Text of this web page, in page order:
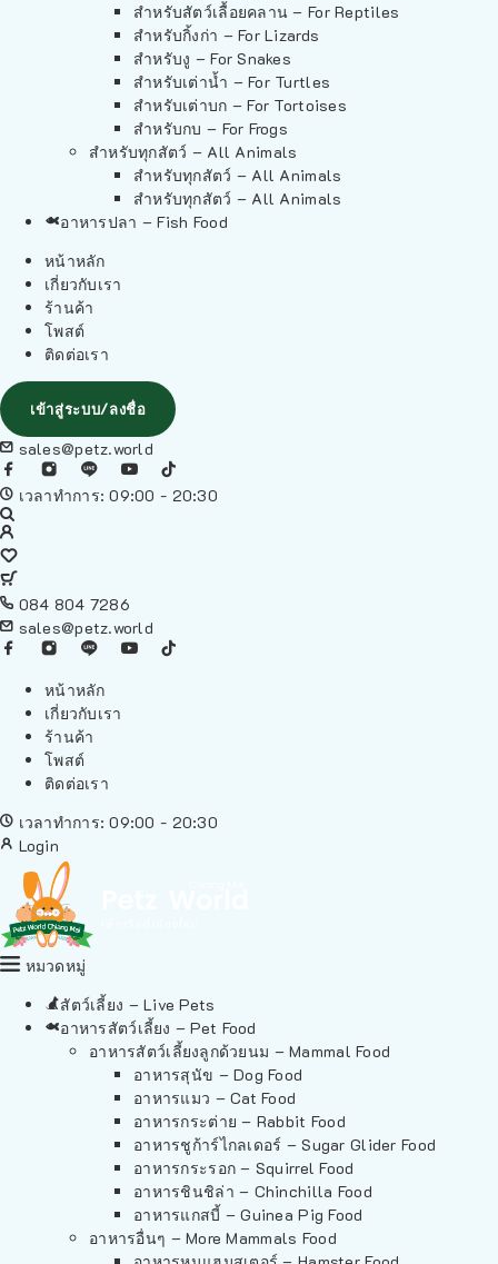
สำหรับสัตว์เลื้อยคลาน – For Reptiles
สำหรับกิ้งก่า – For Lizards
สำหรับงู – For Snakes
สำหรับเต่าน้ำ – For Turtles
สำหรับเต่าบก – For Tortoises
สำหรับกบ – For Frogs
สำหรับทุกสัตว์ – All Animals
สำหรับทุกสัตว์ – All Animals
สำหรับทุกสัตว์ – All Animals
อาหารปลา – Fish Food
หน้าหลัก
เกี่ยวกับเรา
ร้านค้า
โพสต์
ติดต่อเรา
เข้าสู่ระบบ/ลงชื่อ
sales@petz.world
เวลาทำการ: 09:00 - 20:30
084 804 7286
sales@petz.world
หน้าหลัก
เกี่ยวกับเรา
ร้านค้า
โพสต์
ติดต่อเรา
เวลาทำการ: 09:00 - 20:30
Login
หมวดหมู่
สัตว์เลี้ยง – Live Pets
อาหารสัตว์เลี้ยง – Pet Food
อาหารสัตว์เลี้ยงลูกด้วยนม – Mammal Food
อาหารสุนัข – Dog Food
อาหารแมว – Cat Food
อาหารกระต่าย – Rabbit Food
อาหารชูก้าร์ไกลเดอร์ – Sugar Glider Food
อาหารกระรอก – Squirrel Food
อาหารชินชิล่า – Chinchilla Food
อาหารแกสบี้ – Guinea Pig Food
อาหารอื่นๆ – More Mammals Food